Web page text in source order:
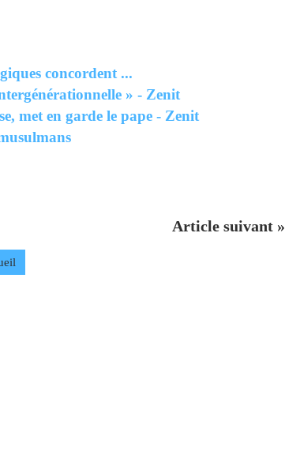
concordent ...
» - Zenit
met en garde le pape - Zenit
Article suivant »